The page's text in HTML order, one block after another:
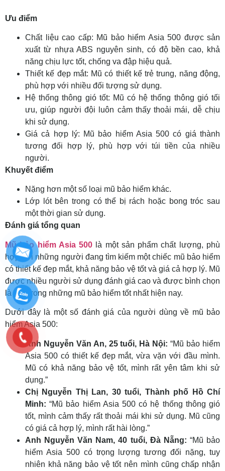
Ưu điểm
Chất liệu cao cấp: Mũ bảo hiểm Asia 500 được sản
xuất từ nhựa ABS nguyên sinh, có độ bền cao, khả
năng chịu lực tốt, chống va đập hiệu quả.
Thiết kế đẹp mắt: Mũ có thiết kế trẻ trung, năng động,
phù hợp với nhiều đối tượng sử dụng.
Hệ thống thông gió tốt: Mũ có hệ thống thông gió tối
ưu, giúp người đội luôn cảm thấy thoải mái, dễ chịu
khi sử dụng.
Giá cả hợp lý: Mũ bảo hiểm Asia 500 có giá thành
tương đối hợp lý, phù hợp với túi tiền của nhiều
người.
Khuyết điểm
Nặng hơn một số loại mũ bảo hiểm khác.
Lớp lót bên trong có thể bị rách hoặc bong tróc sau
một thời gian sử dụng.
Đánh giá tổng quan
Mũ bảo hiểm Asia 500 là một sản phẩm chất lượng, phù
hợp với những người đang tìm kiếm một chiếc mũ bảo hiểm
có thiết kế đẹp mắt, khả năng bảo vệ tốt và giá cả hợp lý. Mũ
được nhiều người sử dụng đánh giá cao và được bình chọn
là một trong những mũ bảo hiểm tốt nhất hiện nay.
Dưới đây là một số đánh giá của người dùng về mũ bảo
hiểm Asia 500:
Anh Nguyễn Văn An, 25 tuổi, Hà Nội: “Mũ bảo hiểm
Asia 500 có thiết kế đẹp mắt, vừa vặn với đầu mình.
Mũ có khả năng bảo vệ tốt, mình rất yên tâm khi sử
dụng.”
Chị Nguyễn Thị Lan, 30 tuổi, Thành phố Hồ Chí
Minh: “Mũ bảo hiểm Asia 500 có hệ thống thông gió
tốt, mình cảm thấy rất thoải mái khi sử dụng. Mũ cũng
có giá cả hợp lý, mình rất hài lòng.”
Anh Nguyễn Văn Nam, 40 tuổi, Đà Nẵng: “Mũ bảo
hiểm Asia 500 có trọng lượng tương đối nặng, tuy
nhiên khả năng bảo vệ tốt nên mình cũng chấp nhận